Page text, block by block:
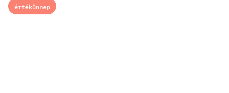
értékünnep